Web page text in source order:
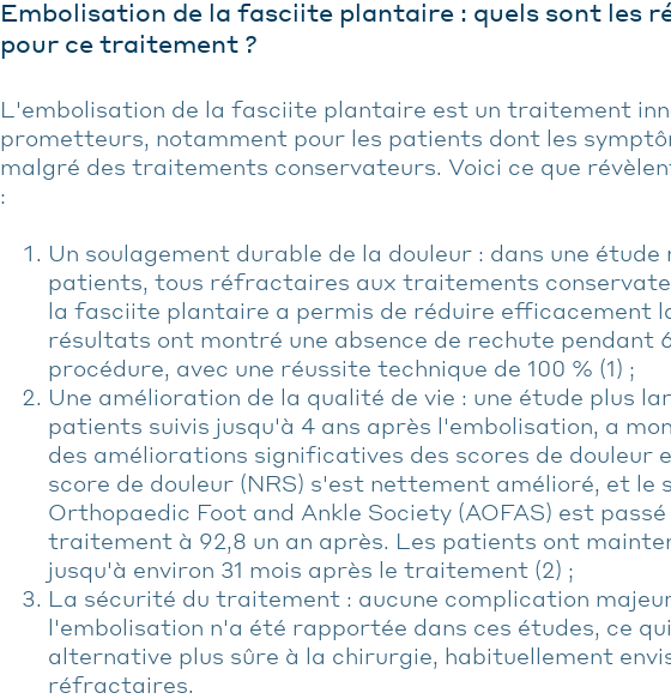
Embolisation de la fasciite plantaire : quels sont les
pour ce traitement ?
L'embolisation de la fasciite plantaire est un traitement
prometteurs, notamment pour les patients dont les
malgré des traitements conservateurs. Voici ce que
:
Un soulagement durable de la douleur : dans une étude
patients, tous réfractaires aux traitements
la fasciite plantaire a permis de réduire efficacement
résultats ont montré une absence de rechute pendant
procédure, avec une réussite technique de 100 % (1) ;
Une amélioration de la qualité de vie : une étude plus
patients suivis jusqu'à 4 ans après l'embolisation, a
des améliorations significatives des scores de douleur
score de douleur (NRS) s'est nettement amélioré, et le
Orthopaedic Foot and Ankle Society (AOFAS) est
traitement à 92,8 un an après. Les patients ont
jusqu'à environ 31 mois après le traitement (2) ;
La sécurité du traitement : aucune complication
l'embolisation n'a été rapportée dans ces études, ce
alternative plus sûre à la chirurgie, habituellement
réfractaires.